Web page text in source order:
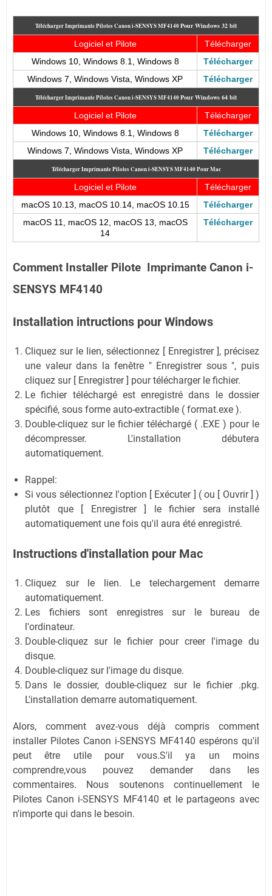
Télécharger Imprimante Pilotes Canon i-SENSYS MF4140PourWindows 32 bit
Logiciel et Pilote
Télécharger
Windows 10, Windows 8.1, Windows 8
Télécharger
Windows 7, Windows Vista, Windows XP
Télécharger
Télécharger Imprimante Pilotes Canon i-SENSYS MF4140PourWindows 64 bit
Logiciel et Pilote
Télécharger
Windows 10, Windows 8.1, Windows 8
Télécharger
Windows 7, Windows Vista, Windows XP
Télécharger
Télécharger Imprimante Pilotes Canon i-SENSYS MF4140Pour Mac
Logiciel et Pilote
Télécharger
macOS 10.13, macOS 10.14, macOS 10.15
Télécharger
macOS 11, macOS 12, macOS 13, macOS
14
Télécharger
Comment Installer Pilote Imprimante Canon i-
SENSYS MF4140
Installation intructions pour Windows
Cliquez sur le lien, sélectionnez [ Enregistrer ], précisez
une valeur dans la fenêtre " Enregistrer sous ", puis
cliquez sur [ Enregistrer ] pour télécharger le fichier.
Le fichier téléchargé est enregistré dans le dossier
spécifié, sous forme auto-extractible ( format.exe ).
Double-cliquez sur le fichier téléchargé ( .EXE ) pour le
décompresser. L'installation débutera
automatiquement.
Rappel:
Si vous sélectionnez l'option [ Exécuter ] ( ou [ Ouvrir ] )
plutôt que [ Enregistrer ] le fichier sera installé
automatiquement une fois qu'il aura été enregistré.
Instructions d'installation pour Mac
Cliquez sur le lien. Le telechargement demarre
automatiquement.
Les fichiers sont enregistres sur le bureau de
l'ordinateur.
Double-cliquez sur le fichier pour creer l'image du
disque.
Double-cliquez sur l'image du disque.
Dans le dossier, double-cliquez sur le fichier .pkg.
L'installation demarre automatiquement.
Alors, comment avez-vous déjà compris comment
installer Pilotes Canon i-SENSYS MF4140 espérons qu'il
peut être utile pour vous.S'il ya un moins
comprendre,vous pouvez demander dans les
commentaires. Nous soutenons continuellement le
Pilotes Canon i-SENSYS MF4140 et le partageons avec
n'importe qui dans le besoin.